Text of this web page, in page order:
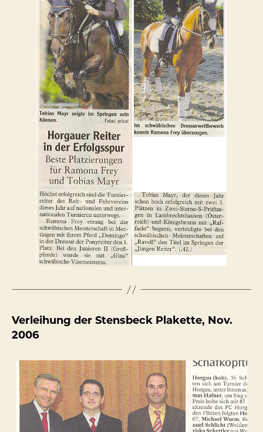
Verleihung der Stensbeck Plakette, Nov.
2006